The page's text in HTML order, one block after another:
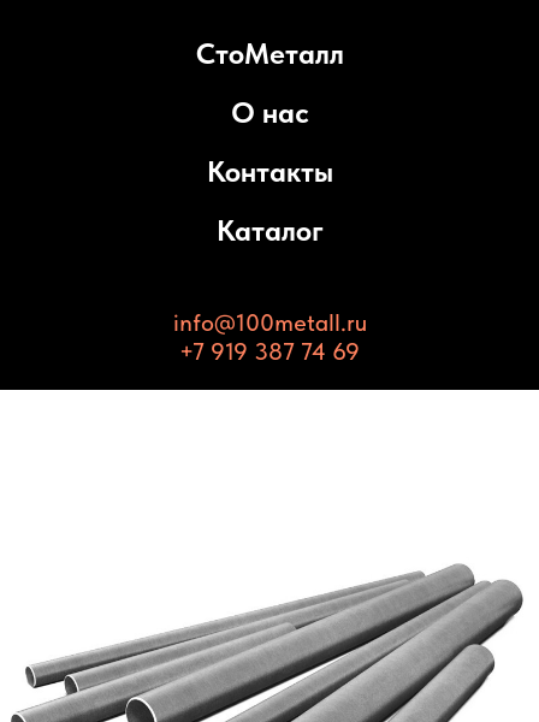
СтоМеталл
О нас
Контакты
Каталог
info@100metall.ru
+7 919 387 74 69